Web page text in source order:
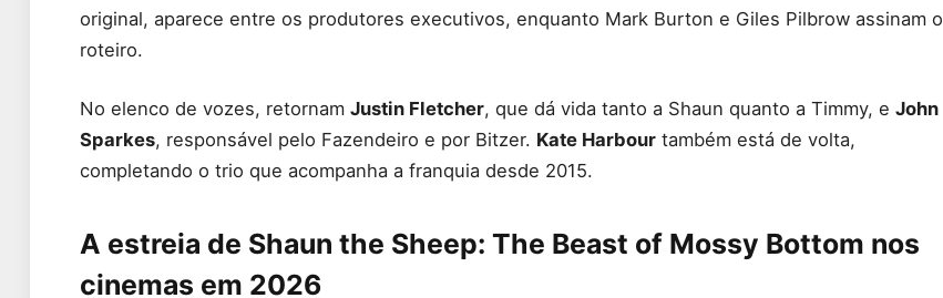
original, aparece entre os produtores executivos, enquanto Mark Burton e Giles Pilbrow assinam o
roteiro.
No elenco de vozes, retornam Justin Fletcher, que dá vida tanto a Shaun quanto a Timmy, e John
Sparkes, responsável pelo Fazendeiro e por Bitzer. Kate Harbour também está de volta,
completando o trio que acompanha a franquia desde 2015.
A estreia de Shaun the Sheep: The Beast of Mossy Bottom nos
cinemas em 2026